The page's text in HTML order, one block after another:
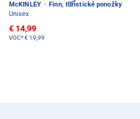
McKINLEY · Finn, turistické ponožky
Unisex
€ 14,99
VOC*€ 19,99